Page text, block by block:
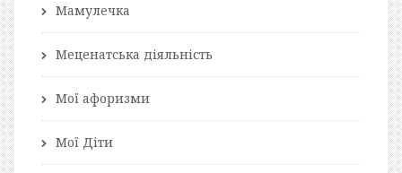
Мамулечка
Меценатська діяльність
Мої афоризми
Мої Діти